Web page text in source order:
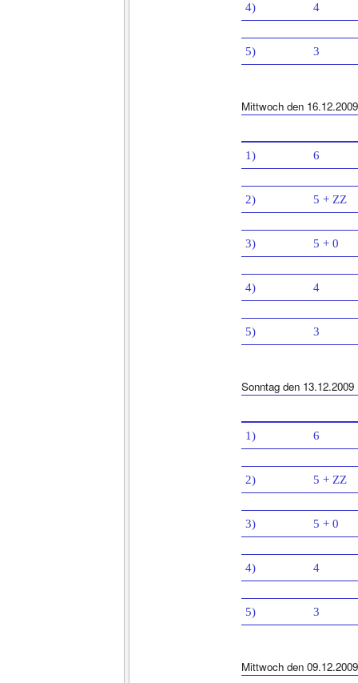
4) 4
5) 3
Mittwoch den 16.12.2009
1) 6
2) 5 + ZZ
3) 5 + 0
4) 4
5) 3
Sonntag den 13.12.2009
1) 6
2) 5 + ZZ
3) 5 + 0
4) 4
5) 3
Mittwoch den 09.12.2009